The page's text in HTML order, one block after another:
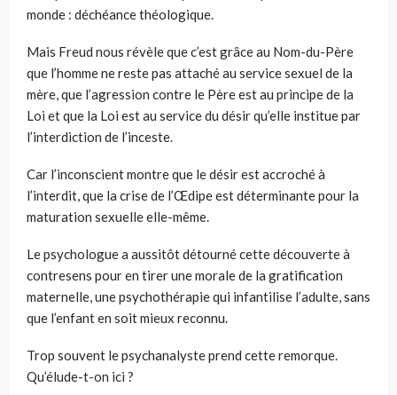
monde : déchéance théologique.
Mais Freud nous révèle que c’est grâce au Nom-du-Père
que l’homme ne reste pas attaché au service sexuel de la
mère, que l’agression contre le Père est au principe de la
Loi et que la Loi est au service du désir qu’elle institue par
l’interdiction de l’inceste.
Car l’inconscient montre que le désir est accroché à
l’interdit, que la crise de l’Œdipe est déterminante pour la
maturation sexuelle elle-même.
Le psychologue a aussitôt détourné cette découverte à
contresens pour en tirer une morale de la gratification
maternelle, une psychothérapie qui infantilise l’adulte, sans
que l’enfant en soit mieux reconnu.
Trop souvent le psychanalyste prend cette remorque.
Qu’élude-t-on ici ?